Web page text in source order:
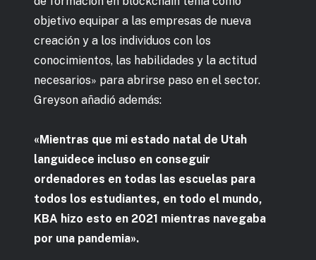
objetivo equipar a las empresas de nueva
creación y a los individuos con los
conocimientos, las habilidades y la actitud
necesarios» para abrirse paso en el sector.
Greyson añadió además:
«Mientras que mi estado natal de Utah
languidece incluso en conseguir
ordenadores en todas las escuelas para
todos los estudiantes, en todo el mundo,
KBA hizo esto en 2021 mientras navegaba
por una pandemia».